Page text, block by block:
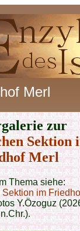
Merl
zur
Sektion
Merl
Thema siehe:
im
Y.Özoguz
n.Chr.).